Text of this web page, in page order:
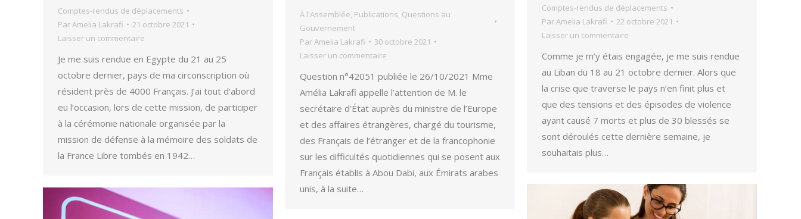
À l'Assemblée, Publications, Questions au
Gouvernement
ParAmelia Lakrafi
30 octobre 2021
Laisser un commentaire
Question n°42051 publiée le 26/10/2021 Mme
Amélia Lakrafi appelle l’attention de M. le
secrétaire d’État auprès du ministre de l’Europe
et des affaires étrangères, chargé du tourisme,
des Français de l’étranger et de la francophonie
sur les difficultés quotidiennes qui se posent aux
Français établis à Abou Dabi, aux Émirats arabes
unis, à la suite…
Comptes-rendus de déplacements
ParAmelia Lakrafi
22 octobre 2021
Laisser un commentaire
Comme je m’y étais engagée, je me suis rendue
au Liban du 18 au 21 octobre dernier. Alors que
la crise que traverse le pays n’en finit plus et
que des tensions et des épisodes de violence
ayant causé 7 morts et plus de 30 blessés se
sont déroulés cette dernière semaine, je
souhaitais plus…
Comptes-rendus de déplacements
ParAmelia Lakrafi
21 octobre 2021
Laisser un commentaire
Je me suis rendue en Egypte du 21 au 25
octobre dernier, pays de ma circonscription où
résident près de 4000 Français. J’ai tout d’abord
eu l’occasion, lors de cette mission, de participer
à la cérémonie nationale organisée par la
mission de défense à la mémoire des soldats de
la France Libre tombés en 1942…